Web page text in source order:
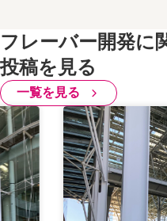
フレーバー開発に
投稿を見る
一覧を見る